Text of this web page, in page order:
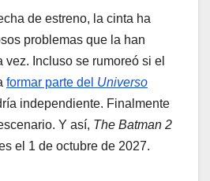
de estreno, la cinta ha
problemas que la han
vez. Incluso se rumoreó si el
formar parte del Universo
independiente. Finalmente
Y así, The Batman 2
el 1 de octubre de 2027.